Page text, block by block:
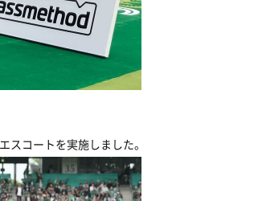
コートを実施しました。